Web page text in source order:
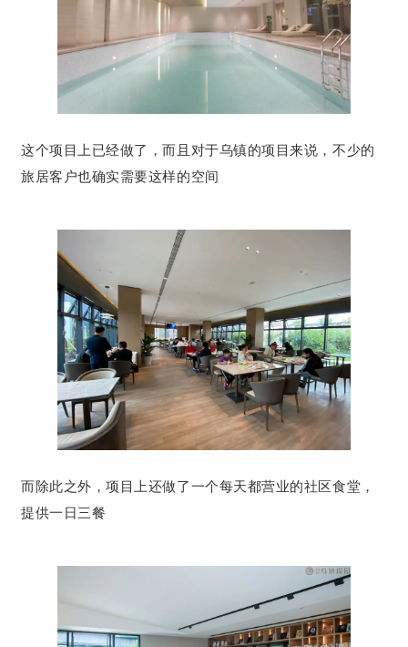
这个项目上已经做了，而且对于乌镇的项目来说，不少的
旅居客户也确实需要这样的空间
而除此之外，项目上还做了一个每天都营业的社区食堂，
提供一日三餐